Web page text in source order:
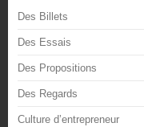
Des Billets
Des Essais
Des Propositions
Des Regards
Culture d’entrepreneur